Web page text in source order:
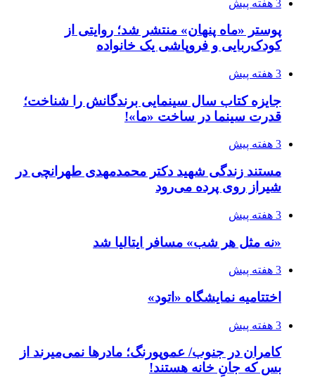
3 هفته پیش
پوستر «ماه پنهان» منتشر شد؛ روایتی از
کودک‌ربایی و فروپاشی یک خانواده
3 هفته پیش
جایزه کتاب سال سینمایی برندگانش را شناخت؛
قدرت سینما در ساخت «ما»!
3 هفته پیش
مستند زندگی شهید دکتر محمدمهدی طهرانچی در
شیراز روی پرده می‌رود
3 هفته پیش
«نه مثل هر شب» مسافر ایتالیا شد
3 هفته پیش
اختتامیه نمایشگاه «اتود»
3 هفته پیش
کامران در جنوب/ عموپورنگ؛ مادرها نمی‌میرند از
بس که جانِ خانه هستند!